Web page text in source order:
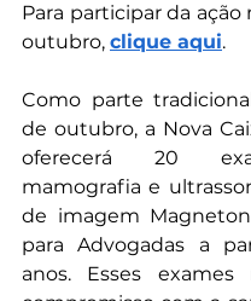
Para participar da ação
outubro, clique aqui.
Como parte
de outubro, a Nova
oferecerá 20
mamografia e
de imagem
para Advogadas a
anos. Esses exames